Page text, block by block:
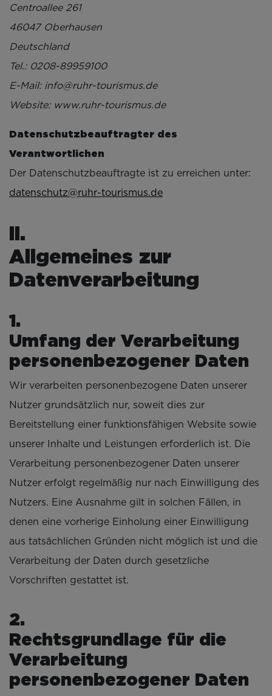
Centroallee 261
46047 Oberhausen
Deutschland
Tel.: 0208-89959100
E-Mail: info@ruhr-tourismus.de
Website: www.ruhr-tourismus.de
Datenschutzbeauftragter des
Verantwortlichen
Der Datenschutzbeauftragte ist zu erreichen unter:
datenschutz@ruhr-tourismus.de
Allgemeines zur
Datenverarbeitung
Umfang der Verarbeitung
personenbezogener Daten
Wir verarbeiten personenbezogene Daten unserer
Nutzer grundsätzlich nur, soweit dies zur
Bereitstellung einer funktionsfähigen Website sowie
unserer Inhalte und Leistungen erforderlich ist. Die
Verarbeitung personenbezogener Daten unserer
Nutzer erfolgt regelmäßig nur nach Einwilligung des
Nutzers. Eine Ausnahme gilt in solchen Fällen, in
denen eine vorherige Einholung einer Einwilligung
aus tatsächlichen Gründen nicht möglich ist und die
Verarbeitung der Daten durch gesetzliche
Vorschriften gestattet ist.
Rechtsgrundlage für die
Verarbeitung
personenbezogener Daten